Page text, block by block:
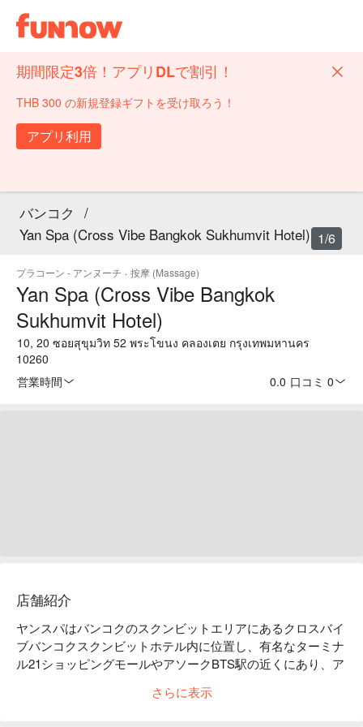
期間限定3倍！アプリDLで割引！
THB 300 の新規登録ギフトを受け取ろう！
アプリ利用
バンコク /
Yan Spa (Cross Vibe Bangkok Sukhumvit Hotel)
プラコーン - アンヌーチ · 按摩 (Massage)
Yan Spa (Cross Vibe Bangkok
Sukhumvit Hotel)
10, 20 ซอยสุขุมวิท 52 พระโขนง คลองเตย กรุงเทพมหานคร
10260
営業時間
0.0 口コミ 0
1/6
店舗紹介
ヤンスパはバンコクのスクンビットエリアにあるクロスバイ
ブバンコクスクンビットホテル内に位置し、有名なターミナ
ル21ショッピングモールやアソークBTS駅の近くにあり、ア
ャル、アロマセラピーなど、さまざまなスパサービスを提供
さらに表示